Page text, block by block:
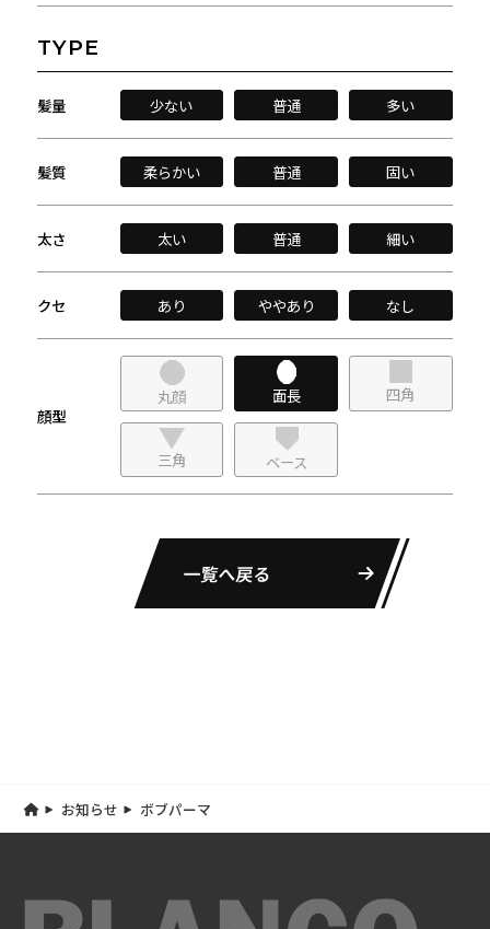
TYPE
髪量 少ない 普通 多い
髪質 柔らかい 普通 固い
太さ 太い 普通 細い
クセ あり ややあり なし
顔型
丸顔 面長 四角
三角 ベース
一覧へ戻る
お知らせ ボブパーマ